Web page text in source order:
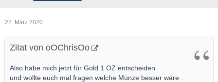
22. März 2020
Zitat von oOChrisOo
Also habe mich jetzt für Gold 1 OZ entscheiden
und wollte euch mal fragen welche Münze besser wäre .